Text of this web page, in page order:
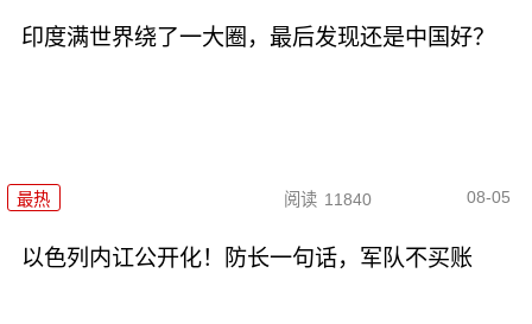
印度满世界绕了一大圈，最后发现还是中国好？
最热 阅读 11840 08-05
以色列内讧公开化！防长一句话，军队不买账